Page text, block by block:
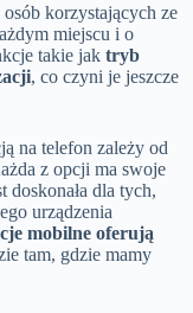
korzystających ze
miejscu i o
takie jak tryb
, co czyni je jeszcze
na telefon zależy od
z opcji ma swoje
doskonała dla tych,
urządzenia
mobilne oferują
tam, gdzie mamy